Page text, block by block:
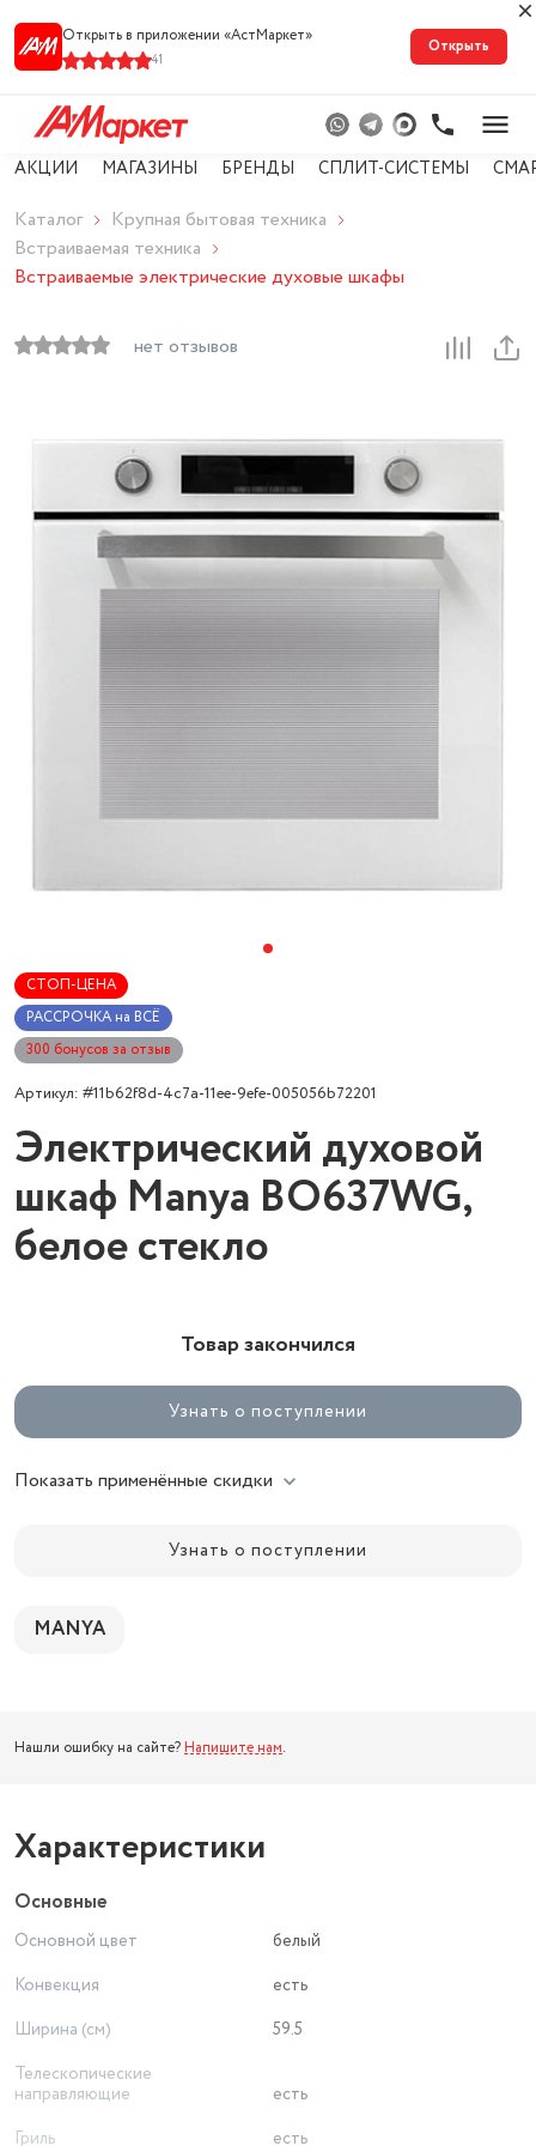
Открыть в приложении «АстМарке‪т‬»
41
Открыть
АКЦИИ МАГАЗИНЫ БРЕНДЫ СПЛИТ-СИСТЕМЫ
Каталог
Крупная бытовая техника
Встраиваемая техника
Встраиваемые электрические духовые шкафы
нет отзывов
СТОП-ЦЕНА
РАССРОЧКА на ВСЁ
300 бонусов за отзыв
Артикул: #11b62f8d-4c7a-11ee-9efe-005056b72201
Электрический духовой
шкаф Manya BO637WG,
белое стекло
Товар закончился
Узнать о поступлении
Показать применённые скидки
Узнать о поступлении
MANYA
Нашли ошибку на сайте? Напишите нам.
Характеристики
Основные
Основной цвет
белый
Конвекция
есть
Ширина (см)
59.5
Телескопические
направляющие
есть
Гриль
есть